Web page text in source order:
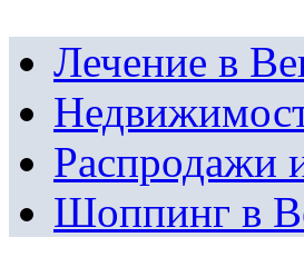
Лечение в
Распродажи
Шоппинг в